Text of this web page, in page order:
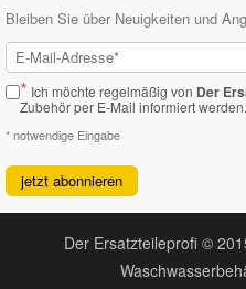
Bleiben Sie über Neuigkeiten und
* Ich möchte regelmäßig von Der
Zubehör per E-Mail informiert werden.
* notwendige Eingabe
jetzt abonnieren
Der Ersatzteileprofi ©